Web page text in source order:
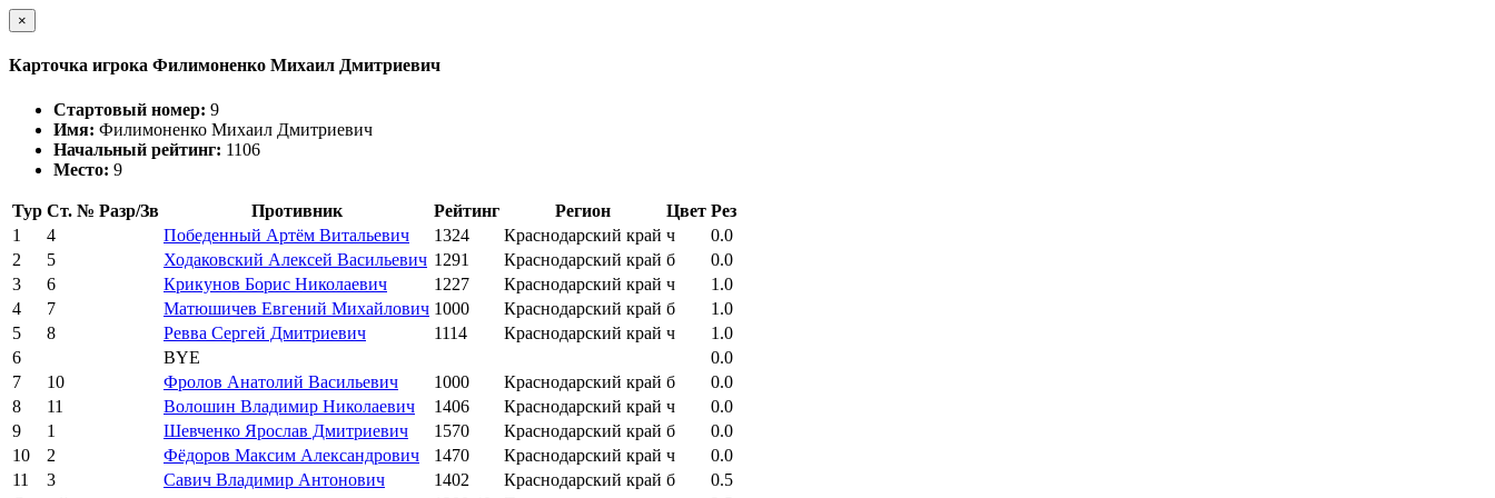
×
Карточка игрока Филимоненко Михаил Дмитриевич
Стартовый номер: 9
Имя: Филимоненко Михаил Дмитриевич
Начальный рейтинг: 1106
Место: 9
Тур Ст. № Разр/Зв Противник Рейтинг Регион Цвет Рез
1
4 Победенный Артём Витальевич 1324 Краснодарский край ч
0.0
2
5 Ходаковский Алексей Васильевич 1291 Краснодарский край б
0.0
3
6 Крикунов Борис Николаевич 1227 Краснодарский край ч
1.0
4
7 Матюшичев Евгений Михайлович 1000 Краснодарский край б
1.0
5
8 Ревва Сергей Дмитриевич 1114 Краснодарский край ч
1.0
6
BYE
0.0
7
10 Фролов Анатолий Васильевич 1000 Краснодарский край б
0.0
8
11 Волошин Владимир Николаевич 1406 Краснодарский край ч
0.0
9
1 Шевченко Ярослав Дмитриевич 1570 Краснодарский край б
0.0
10
2 Фёдоров Максим Александрович 1470 Краснодарский край ч
0.0
11
3 Савич Владимир Антонович 1402 Краснодарский край б
0.5